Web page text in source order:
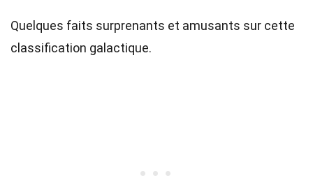
Quelques faits surprenants et amusants sur cette
classification galactique.